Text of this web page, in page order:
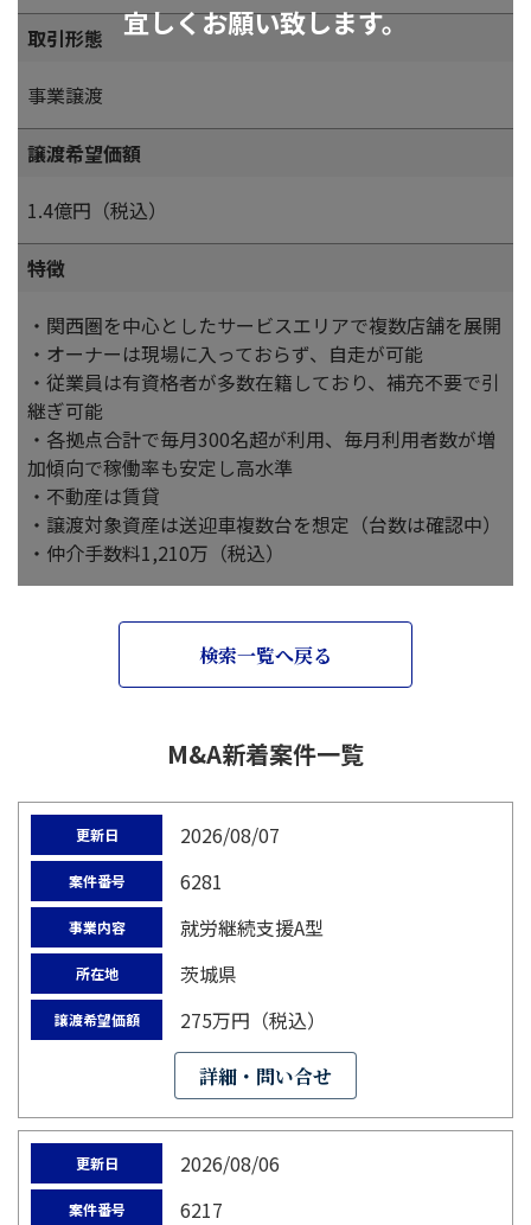
宜しくお願い致します。
取引形態
事業譲渡
譲渡希望価額
1.4億円（税込）
特徴
・関西圏を中心としたサービスエリアで複数店舗を展開
・オーナーは現場に入っておらず、自走が可能
・従業員は有資格者が多数在籍しており、補充不要で引
継ぎ可能
・各拠点合計で毎月300名超が利用、毎月利用者数が増
加傾向で稼働率も安定し高水準
・不動産は賃貸
・譲渡対象資産は送迎車複数台を想定（台数は確認中）
・仲介手数料1,210万（税込）
検索一覧へ戻る
M&A新着案件一覧
更新日 2026/08/07
案件番号 6281
事業内容 就労継続支援A型
所在地 茨城県
譲渡希望価額 275万円（税込）
詳細・問い合せ
更新日 2026/08/06
案件番号 6217